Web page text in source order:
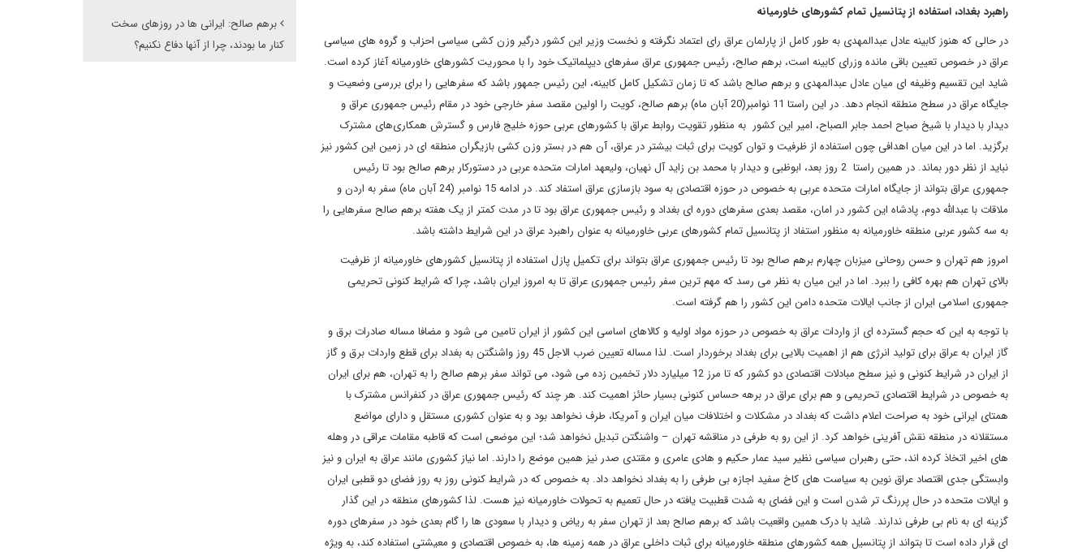
راهبرد بغداد، استفاده از پتانسیل تمام کشورهای خاورمیانه
در حالی که هنوز کابینه عادل عبدالمهدی به طور کامل از پارلمان عراق رای اعتماد نگرفته و نخست وزیر این کشور درگیر وزن کشی سیاسی احزاب و گروه های سیاسی
عراق در خصوص تعیین باقی مانده وزرای کابینه است، برهم صالح، رئیس جمهوری عراق سفرهای دیپلماتیک خود را با محوریت کشورهای خاورمیانه آغاز کرده است.
شاید این تقسیم وظیفه ای میان عادل عبدالمهدی و برهم صالح باشد که تا زمان تشکیل کامل کابینه، این رئیس جمهور باشد که سفرهایی را برای بررسی وضعیت و
جایگاه عراق در سطح منطقه انجام دهد. در این راستا 11 نوامبر(20 آبان ماه) برهم صالح، کویت را اولین مقصد سفر خارجی خود در مقام رئیس جمهوری عراق و
دیدار با دیدار با شیخ صباح احمد جابر الصباح، امیر این کشور به منظور تقویت روابط عراق با کشورهای عربی حوزه خلیج فارس و گسترش همکاری‌های مشترک
برگزید. اما در این میان اهدافی چون استفاده از ظرفیت و توان کویت برای ثبات بیشتر در عراق، آن هم در بستر وزن کشی بازیگران منطقه ای در زمین این کشور نیز
نباید از نظر دور بماند. در همین راستا 2 روز بعد، ابوظبی و دیدار با محمد بن زاید آل نهیان، ولیعهد امارات متحده عربی در دستورکار برهم صالح بود تا رئیس
جمهوری عراق بتواند از جایگاه امارات متحده عربی به خصوص در حوزه اقتصادی به سود بازسازی عراق استفاد کند. در ادامه 15 نوامبر (24 آبان ماه) سفر به اردن و
ملاقات با عبدالله دوم، پادشاه این کشور در امان، مقصد بعدی سفرهای دوره ای بغداد و رئیس جمهوری عراق بود تا در مدت کمتر از یک هفته برهم صالح سفرهایی را
به سه کشور عربی منطقه خاورمیانه به منظور استفاد از پتانسیل تمام کشورهای عربی خاورمیانه به عنوان راهبرد عراق در این شرایط داشته باشد.
امروز هم تهران و حسن روحانی میزبان چهارم برهم صالح بود تا رئیس جمهوری عراق بتواند برای تکمیل پازل استفاده از پتانسیل کشورهای خاورمیانه از ظرفیت
بالای تهران هم بهره کافی را ببرد. اما در این میان به نظر می رسد که مهم ترین سفر رئیس جمهوری عراق تا به امروز ایران باشد، چرا که شرایط کنونی تحریمی
جمهوری اسلامی ایران از جانب ایالات متحده دامن این کشور را هم گرفته است.
با توجه به این که حجم گسترده ای از واردات عراق به خصوص در حوزه مواد اولیه و کالاهای اساسی این کشور از ایران تامین می شود و مضافا مساله صادرات برق و
گاز ایران به عراق برای تولید انرژی هم از اهمیت بالایی برای بغداد برخوردار است. لذا مساله تعیین ضرب الاجل 45 روز واشنگتن به بغداد برای قطع واردات برق و گاز
از ایران در شرایط کنونی و نیز سطح مبادلات اقتصادی دو کشور که تا مرز 12 میلیارد دلار تخمین زده می شود، می تواند سفر برهم صالح را به تهران، هم برای ایران
به خصوص در شرایط اقتصادی تحریمی و هم برای عراق در برهه حساس کنونی بسیار حائز اهمیت کند. هر چند که رئیس جمهوری عراق در کنفرانس مشترک با
همتای ایرانی خود به صراحت اعلام داشت که بغداد در مشکلات و اختلافات میان ایران و آمریکا، طرف نخواهد بود و به‌ عنوان کشوری مستقل و دارای مواضع
مستقلانه‌ در منطقه‌ نقش آفرینی خواهد کرد. از این رو به‌ طرفی در مناقشه‌ تهران – واشنگتن تبدیل نخواهد شد؛ این موضعی است که قاطبه مقامات عراقی در وهله
های اخیر اتخاذ کرده اند، حتی رهبران سیاسی نظیر سید عمار حکیم و هادی عامری و مقتدی صدر نیز همین موضع را دارند. اما نیاز کشوری مانند عراق به ایران و نیز
وابستگی جدی اقتصاد عراق نوین به سیاست های کاخ سفید اجازه بی طرفی را به بغداد نخواهد داد. به خصوص که در شرایط کنونی روز به روز فضای دو قطبی ایران
و ایالات متحده در حال پررنگ تر شدن است و این فضای به شدت قطبیت یافته در حال تعمیم به تحولات خاورمیانه نیز هست. لذا کشورهای منطقه در این گذار
گزینه ای به نام بی طرفی ندارند. شاید با درک همین واقعیت باشد که برهم صالح بعد از تهران سفر به ریاض و دیدار با سعودی ها را گام بعدی خود در سفرهای دوره
ای قرار داده است تا بتواند از پتانسیل همه کشورهای منطقه خاورمیانه برای ثبات داخلی عراق در همه زمینه ها، به خصوص اقتصادی و معیشتی استفاده کند، به ویژه
برهم صالح: ایرانی ها در روزهای سخت
کنار ما بودند، چرا از آنها دفاع نکنیم؟